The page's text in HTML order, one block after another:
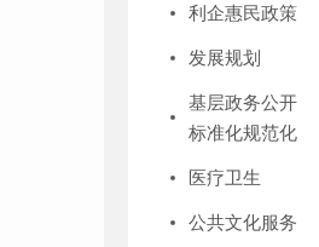
利企惠民政策
发展规划
基层政务公开
标准化规范化
医疗卫生
公共文化服务